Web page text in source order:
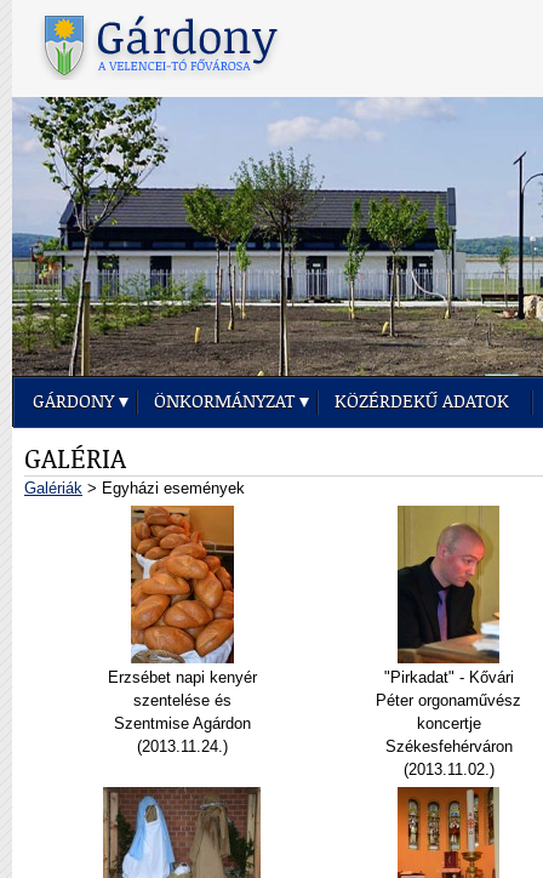
GÁRDONY ÖNKORMÁNYZAT KÖZÉRDEKŰ ADATOK
GALÉRIA
Galériák > Egyházi események
Erzsébet napi kenyér
szentelése és
Szentmise Agárdon
(2013.11.24.)
"Pirkadat" - Kővári
Péter orgonaművész
koncertje
Székesfehérváron
(2013.11.02.)